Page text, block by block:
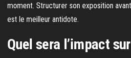
moment. Structurer son exposition
est le meilleur antidote.
Quel sera l’impact